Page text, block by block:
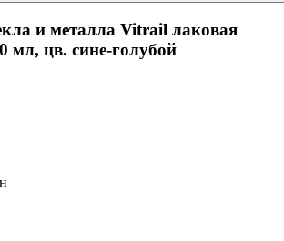
и металла Vitrail лаковая
мл, цв. сине-голубой